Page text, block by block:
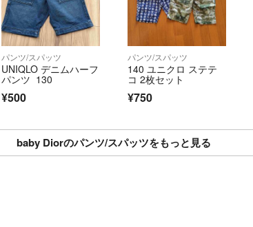
パンツ/スパッツ
UNIQLO デニムハーフ
パンツ 130
¥500
パンツ/スパッツ
140 ユニクロ ステテ
コ 2枚セット
¥750
baby Diorのパンツ/スパッツをもっと見る